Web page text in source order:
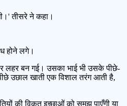
तीसरे ने कहा।
होने लगे।
लहर बन गई। उसका भाई भी उसके पीछे-
उछाल खाती एक विशाल तरंग आती है,
की विकृत इच्छाओं को समझ पाएँगी या